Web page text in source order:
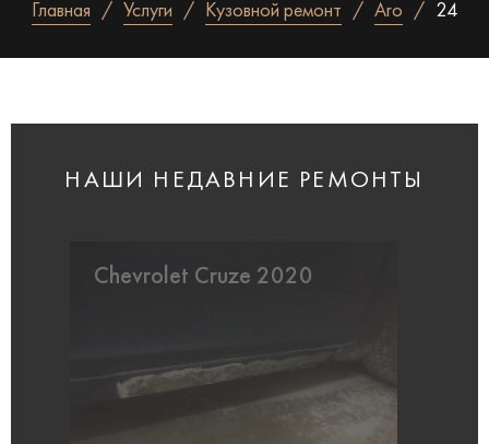
Главная Услуги Кузовной ремонт Aro 24
НАШИ НЕДАВНИЕ РЕМОНТЫ
Chevrolet Cruze 2020